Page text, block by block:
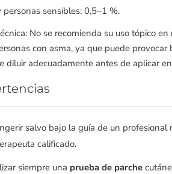
personas sensibles: 0,5–1 %.
No se recomienda su uso tópico
con asma, ya que puede provocar
diluir adecuadamente antes de aplicar
salvo bajo la guía de un profesional
calificado.
siempre una prueba de parche